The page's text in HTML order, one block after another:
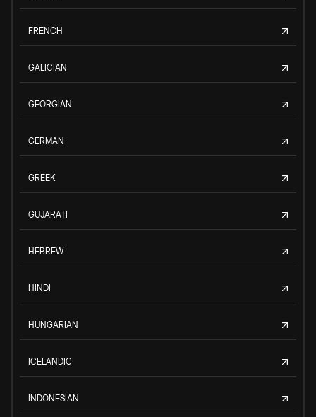
FRENCH
GALICIAN
GEORGIAN
GERMAN
GREEK
GUJARATI
HEBREW
HINDI
HUNGARIAN
ICELANDIC
INDONESIAN